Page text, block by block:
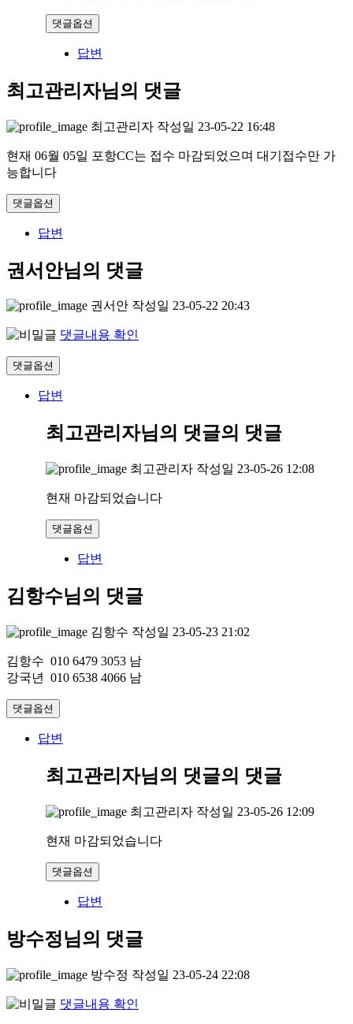
댓글옵션
답변
최고관리자님의 댓글
최고관리자 작성일 23-05-22 16:48
현재 06월 05일 포항CC는 접수 마감되었으며 대기접수만 가
능합니다
댓글옵션
답변
권서안님의 댓글
권서안 작성일 23-05-22 20:43
댓글내용 확인
댓글옵션
답변
최고관리자님의 댓글의 댓글
최고관리자 작성일 23-05-26 12:08
현재 마감되었습니다
댓글옵션
답변
김항수님의 댓글
김항수 작성일 23-05-23 21:02
김항수 010 6479 3053 남
강국년 010 6538 4066 남
댓글옵션
답변
최고관리자님의 댓글의 댓글
최고관리자 작성일 23-05-26 12:09
현재 마감되었습니다
댓글옵션
답변
방수정님의 댓글
방수정 작성일 23-05-24 22:08
댓글내용 확인